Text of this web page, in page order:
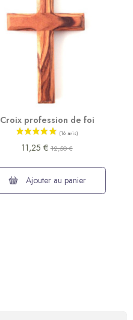
Croix profession de foi
11,25 €12,50 €
Ajouter au panier